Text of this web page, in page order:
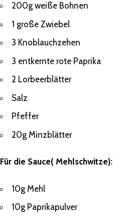
200g weiße Bohnen
1 große Zwiebel
3 Knoblauchzehen
3 entkernte rote Paprika
2 Lorbeerblätter
Salz
Pfeffer
20g Minzblätter
Für die Sauce( Mehlschwitze):
10g Mehl
10g Paprikapulver